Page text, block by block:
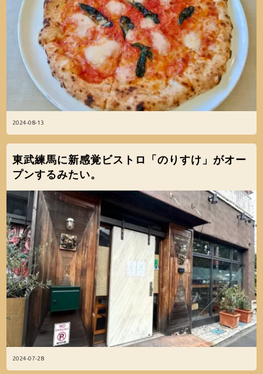
2024-08-13
2024-07-28
東武練馬に新感覚ビストロ「のりすけ」がオー
プンするみたい。